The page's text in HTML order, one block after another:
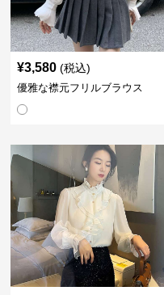
¥3,580 (税込)
優雅な襟元フリルブラウス